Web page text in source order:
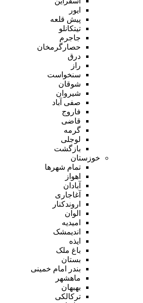
ایور
پیش قلعه
تیتکانلو
جاجرم
حصارگرمخان
درق
راز
سنخواست
شوقان
شیروان
صفی آباد
فاروج
قاضی
گرمه
لوجلی
بازگشت
خوزستان
تمام شهر‌ها
اهواز
آبادان
آغاجاری
اروندکنار
الوان
امیدیه
اندیمشک
ایذه
باغ ملک
بستان
بندر امام خمینی
ماهشهر
بهبهان
ترکالکی